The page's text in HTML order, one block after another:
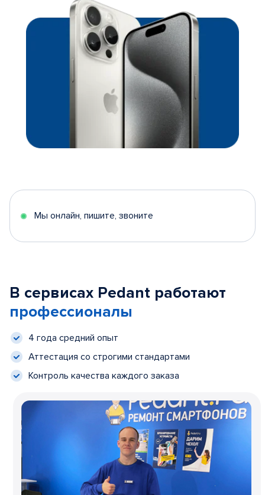
Мы онлайн, пишите, звоните
В сервисах Pedant работают
профессионалы
4 года средний опыт
Аттестация со строгими стандартами
Контроль качества каждого заказа